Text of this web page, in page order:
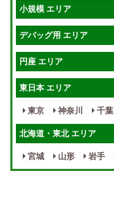
週1～OK
指名料100％バック！
女性スタッフがいる！
小規模 エリア
デバッグ用 エリア
円座 エリア
東日本 エリア
東京 神奈川 千葉
北海道・東北 エリア
宮城 山形 岩手